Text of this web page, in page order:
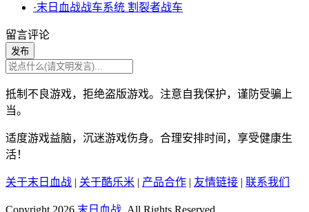
·末日血战战车系统 割裂者战车
留言评论
发布
抵制不良游戏，拒绝盗版游戏。注意自我保护，谨防受骗上
当。
适度游戏益脑，沉迷游戏伤身。合理安排时间，享受健康生
活！
关于末日血战 | 关于酷乐米 | 产品合作 | 友情链接 | 联系我们
Copyright 2026 末日血战 , All Rights Reserved.